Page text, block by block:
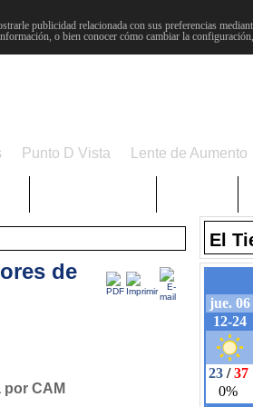
publicidad relacionada con sus preferencias
o bien conocer cómo cambiar la
Punto D Vista Lente de Aumento
de
El